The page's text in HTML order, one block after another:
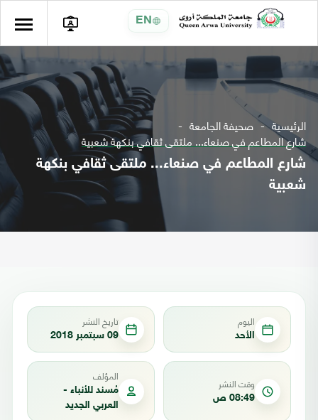
EN
الرئيسية صحيفة الجامعة
شارع المطاعم في صنعاء... ملتقى ثقافي بنكهة شعبية
شارع المطاعم في صنعاء... ملتقى ثقافي بنكهة
شعبية
اليوم
الأحد
تاريخ النشر
09 سبتمبر 2018
وقت النشر
08:49 ص
المؤلف
مُسند للأنباء -
العربي الجديد